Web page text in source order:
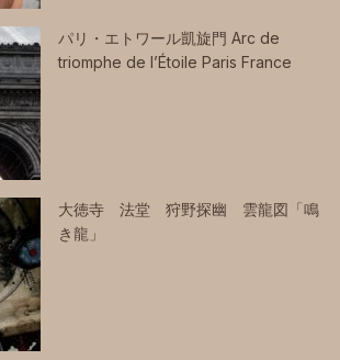
パリ・エトワール凱旋門 Arc de
triomphe de l’Étoile Paris France
大徳寺 法堂 狩野探幽 雲龍図「鳴
き龍」